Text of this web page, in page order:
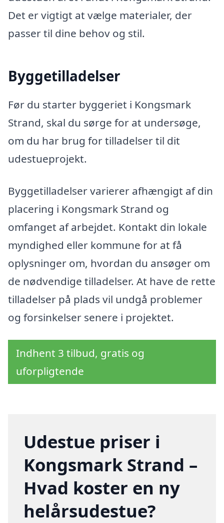
Det er vigtigt at vælge materialer, der
passer til dine behov og stil.
Byggetilladelser
Før du starter byggeriet i Kongsmark
Strand, skal du sørge for at undersøge,
om du har brug for tilladelser til dit
udestueprojekt.
Byggetilladelser varierer afhængigt af din
placering i Kongsmark Strand og
omfanget af arbejdet. Kontakt din lokale
myndighed eller kommune for at få
oplysninger om, hvordan du ansøger om
de nødvendige tilladelser. At have de rette
tilladelser på plads vil undgå problemer
og forsinkelser senere i projektet.
Indhent 3 tilbud, gratis og
uforpligtende
Udestue priser i
Kongsmark Strand –
Hvad koster en ny
helårsudestue?